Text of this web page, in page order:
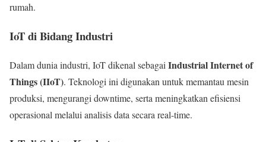
rumah.
IoT di Bidang Industri
Dalam dunia industri, IoT dikenal sebagai Industrial Internet of
Things (IIoT). Teknologi ini digunakan untuk memantau mesin
produksi, mengurangi downtime, serta meningkatkan efisiensi
operasional melalui analisis data secara real-time.